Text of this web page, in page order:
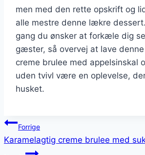
men med den rette opskrift og
alle mestre denne lækre
gang du ønsker at forkæle dig
gæster, så overvej at lave
creme brulee med appelsinskal
uden tvivl være en oplevelse,
husket.
Indlægsnavigation
Forrige
Karamelagtig creme brulee med